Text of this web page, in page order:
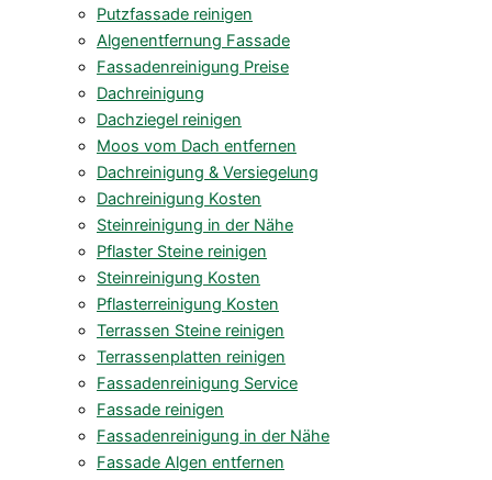
Putzfassade reinigen
Algenentfernung Fassade
Fassadenreinigung Preise
Dachreinigung
Dachziegel reinigen
Moos vom Dach entfernen
Dachreinigung & Versiegelung
Dachreinigung Kosten
Steinreinigung in der Nähe
Pflaster Steine reinigen
Steinreinigung Kosten
Pflasterreinigung Kosten
Terrassen Steine reinigen
Terrassenplatten reinigen
Fassadenreinigung Service
Fassade reinigen
Fassadenreinigung in der Nähe
Fassade Algen entfernen